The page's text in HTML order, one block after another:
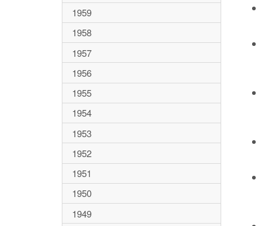
1959
1958
1957
1956
1955
1954
1953
1952
1951
1950
1949